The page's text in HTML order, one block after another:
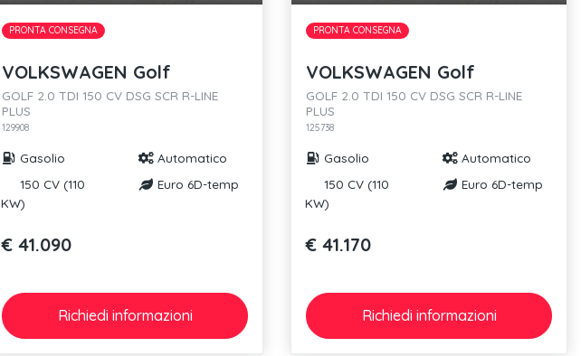
PRONTA CONSEGNA
VOLKSWAGEN Golf
GOLF 2.0 TDI 150 CV DSG SCR R-LINE
PLUS
129908
Gasolio
Automatico
150 CV (110
KW)
Euro 6D-temp
€ 41.090
Richiedi informazioni
PRONTA CONSEGNA
VOLKSWAGEN Golf
GOLF 2.0 TDI 150 CV DSG SCR R-LINE
PLUS
125738
Gasolio
Automatico
150 CV (110
KW)
Euro 6D-temp
€ 41.170
Richiedi informazioni